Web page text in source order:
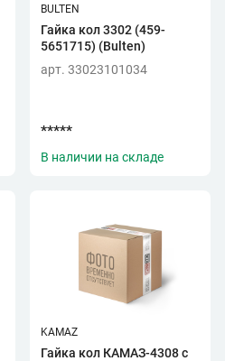
BULTEN
Гайка кол 3302 (459-
5651715) (Bulten)
арт. 33023101034
*****
В наличии на складе
KAMAZ
Гайка кол КАМАЗ-4308 с